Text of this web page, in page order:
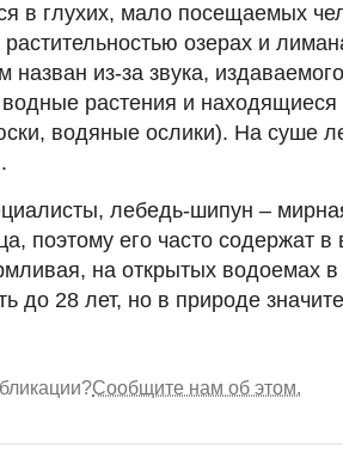
в глухих, мало посещаемых
озерах и
назван из-за звука,
растения и находящиеся
водяные ослики). На суше
лебедь-шипун –
поэтому его часто содержат в
на открытых водоемах
до 28 лет, но в природе
Сообщите нам об этом.